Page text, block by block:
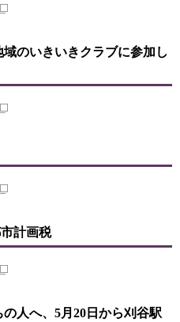
のいきいきクラブに参加し
計画税
人へ、5月20日から刈谷駅